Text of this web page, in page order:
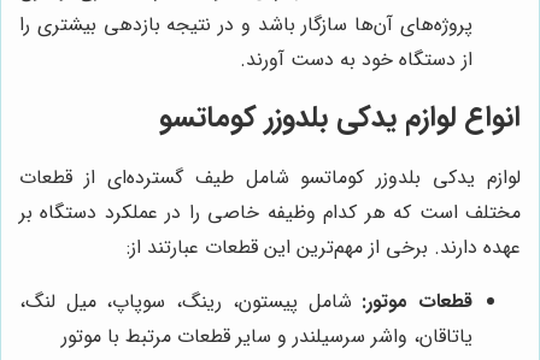
پروژه‌های آن‌ها سازگار باشد و در نتیجه بازدهی بیشتری را
از دستگاه خود به دست آورند.
انواع لوازم یدکی بلدوزر کوماتسو
لوازم یدکی بلدوزر کوماتسو شامل طیف گسترده‌ای از قطعات
مختلف است که هر کدام وظیفه خاصی را در عملکرد دستگاه بر
عهده دارند. برخی از مهم‌ترین این قطعات عبارتند از:
قطعات موتور: شامل پیستون، رینگ، سوپاپ، میل لنگ،
یاتاقان، واشر سرسیلندر و سایر قطعات مرتبط با موتور